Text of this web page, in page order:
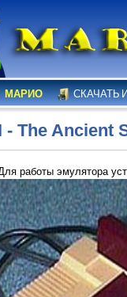
МАРИО СКАЧАТЬ
- The Ancient
работы эмулятора